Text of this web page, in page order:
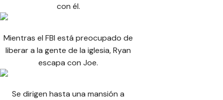
con él.
Mientras el FBI está preocupado de
liberar a la gente de la iglesia, Ryan
escapa con Joe.
Se dirigen hasta una mansión a